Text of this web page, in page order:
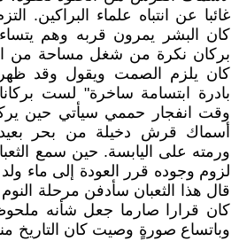
غائبا عن انتباه علماء البراكين.
كان البشر يمرون قربه وهم
بركان نكرة من شغل مساحة من
كان يلزم الصمت ويقول وقد
بادرة ابتسامة ساخرة" لست
وقت انفجار حممي سيأتي حين
أسماك قرش دخيلة من بحر بعيد
ورمته على اليابسة. حين سمع
لزوم وجوده قرر العودة إلى ماء
قال هذا الثعبان سأدفن مرحلة
كان قرارا صارما جعل شأنه
وباتساع صورةٍ وصيت كان التاريخ